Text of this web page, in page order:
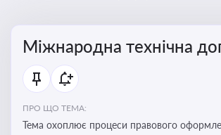
Міжнародна технічна
ПРО ЩО ТЕМА:
Тема охоплює процеси правового